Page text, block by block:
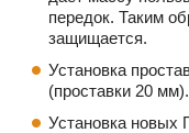
передок. Таким
защищается.
Установка
(проставки 20 мм).
Установка новых